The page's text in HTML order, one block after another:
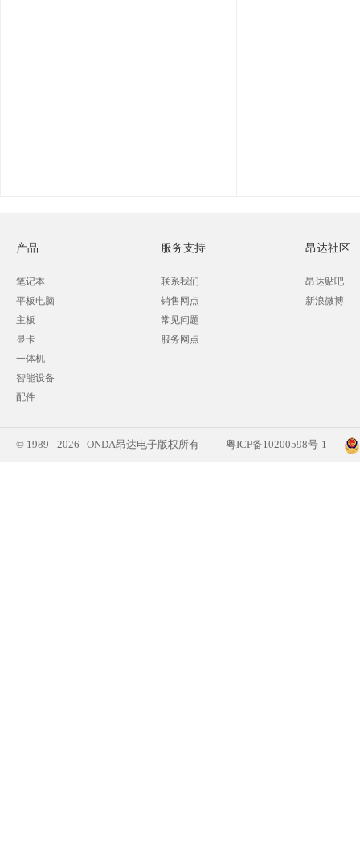
产品
笔记本
平板电脑
主板
显卡
一体机
智能设备
配件
服务支持
联系我们
销售网点
常见问题
服务网点
昂达社区
昂达贴吧
新浪微博
© 1989 - 2026 ONDA昂达电子版权所有 粤ICP备10200598号-1